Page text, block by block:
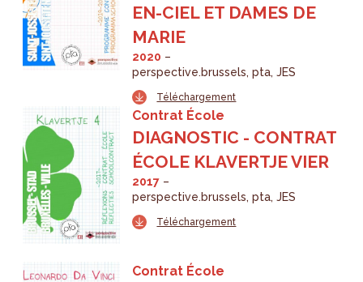
EN-CIEL ET DAMES DE
MARIE
2020
perspective.brussels pta JES
Téléchargement
Contrat École
DIAGNOSTIC - CONTRAT
ÉCOLE KLAVERTJE VIER
2017
perspective.brussels pta JES
Téléchargement
Contrat École